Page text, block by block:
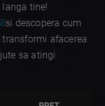
tine!
si descopera cum
afacerea.
sa atingi